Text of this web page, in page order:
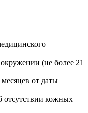
(не более 21
от даты
отсутствии кожных